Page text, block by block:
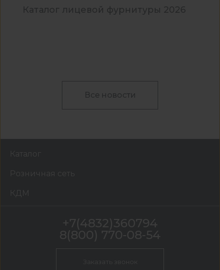
Каталог лицевой фурнитуры 2026
Все новости
Каталог
Розничная сеть
КДМ
+7(4832)360794
8(800) 770-08-54
Заказать звонок